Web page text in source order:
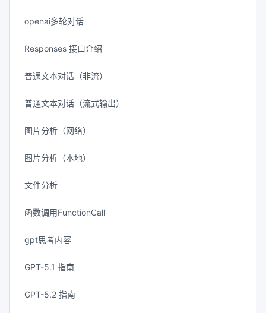
openai多轮对话
Responses 接口介绍
普通文本对话（非流）
普通文本对话（流式输出）
图片分析（网络）
图片分析（本地）
文件分析
函数调用FunctionCall
gpt思考内容
GPT-5.1 指南
GPT-5.2 指南